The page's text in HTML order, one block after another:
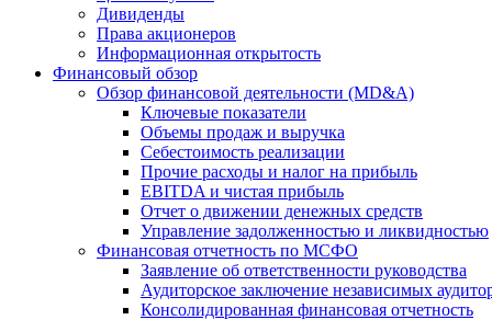
Дивиденды
Права акционеров
Информационная открытость
Финансовый обзор
Обзор финансовой деятельности (MD&A)
Ключевые показатели
Объемы продаж и выручка
Себестоимость реализации
Прочие расходы и налог на прибыль
EBITDA и чистая прибыль
Отчет о движении денежных средств
Управление задолженностью и ликвидностью
Финансовая отчетность по МСФО
Заявление об ответственности руководства
Аудиторское заключение независимых
Консолидированная финансовая отчетность